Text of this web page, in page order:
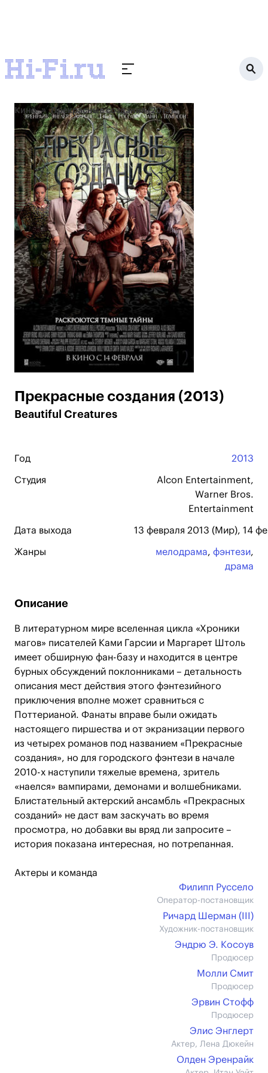
Кино Прекрасные создания (2013)
Прекрасные создания (2013)
Beautiful Creatures
Год 2013
Студия
Alcon Entertainment,
Warner Bros.
Entertainment
Дата выхода 13 февраля 2013 (Мир), 14
Жанры мелодрама, фэнтези,
драма
Описание
В литературном мире вселенная цикла «Хроники
магов» писателей Ками Гарсии и Маргарет Штоль
имеет обширную фан-базу и находится в центре
бурных обсуждений поклонниками – детальность
описания мест действия этого фэнтезийного
приключения вполне может сравниться с
Поттерианой. Фанаты вправе были ожидать
настоящего пиршества и от экранизации первого
из четырех романов под названием «Прекрасные
создания», но для городского фэнтези в начале
2010-х наступили тяжелые времена, зритель
«наелся» вампирами, демонами и волшебниками.
Блистательный актерский ансамбль «Прекрасных
созданий» не даст вам заскучать во время
просмотра, но добавки вы вряд ли запросите –
история показана интересная, но потрепанная.
Актеры и команда
Филипп Руссело
Оператор-постановщик
Ричард Шерман (III)
Художник-постановщик
Эндрю Э. Косоув
Продюсер
Молли Смит
Продюсер
Эрвин Стофф
Продюсер
Элис Энглерт
Актер, Лена Дюкейн
Олден Эренрайк